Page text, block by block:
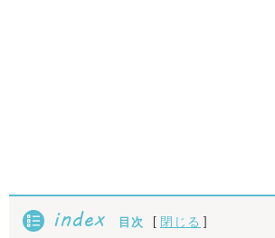
index 目次 [ 閉じる ]